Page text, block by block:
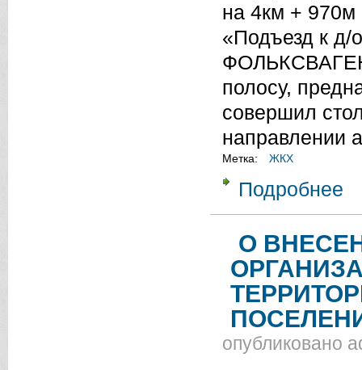
на 4км + 970м
«Подъезд к д/
полосу,
совершил
Метка: ЖКХ
Подробнее
О
опубликовано